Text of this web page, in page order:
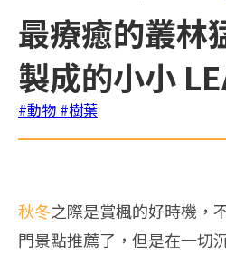
最療癒的叢林
製成的小小
#動物 #樹葉
秋冬之際是賞楓的好時機，
門景點推薦了，但是在一切